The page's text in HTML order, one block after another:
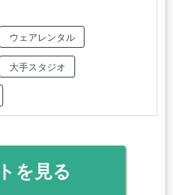
ウェアレンタル
大手スタジオ
を見る